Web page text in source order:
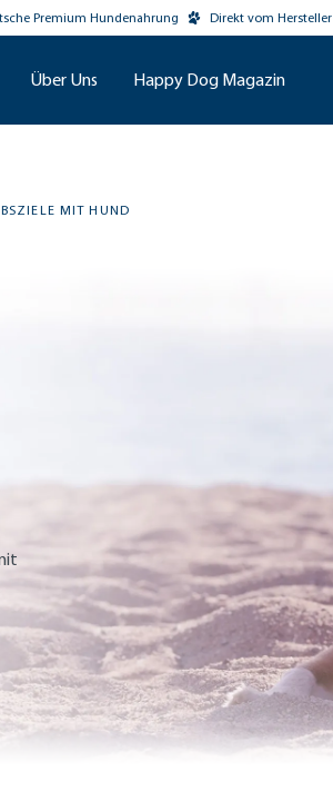
Premium Hundenahrung Direkt vom Hersteller
Über Uns Happy Dog Magazin
MIT HUND